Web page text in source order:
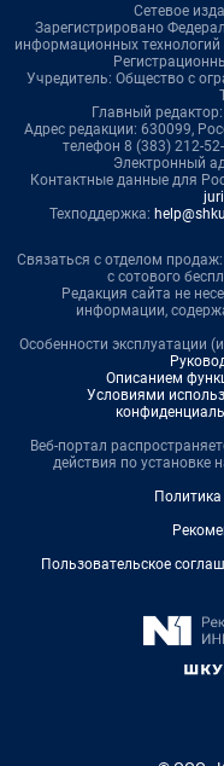
Сетевое
Зарегистрировано
информационных
Учредитель: Общество с
Главный
Адрес редакции: 630099,
телефон 8 (383) 212-
Электронный
Контактные данные для
Техподдержка:
Связаться с отделом
с сотового
Редакция сайта не
информации,
Особенности эксплуатации
Описанием
Условиями
Веб-портал
действия по установке
Пользовательское